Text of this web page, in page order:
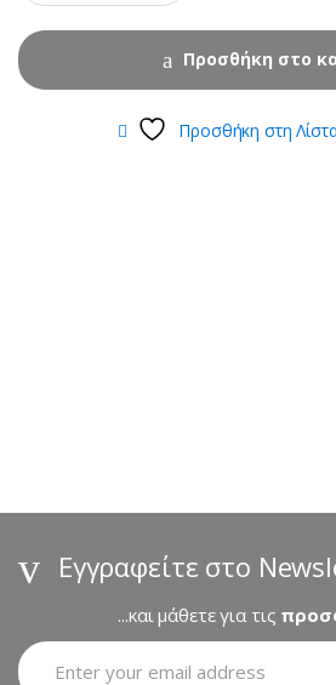
Προσθήκη στο
Προσθήκη στη
d
Εγγραφείτε στο
...και μάθετε για τις